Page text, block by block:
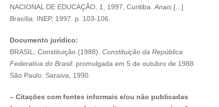
NACIONAL DE EDUCAÇÃO, 1, 1997, Curitiba.Anais[...]
Brasília: INEP, 1997. p. 103-106.
Documento jurídico:
BRASIL. Constituição (1988). Constituição da República
Federativa do Brasil: promulgada em 5 de outubro de 1988.
São Paulo: Saraiva, 1990.
– Citações com fontes informais e/ou não publicadas